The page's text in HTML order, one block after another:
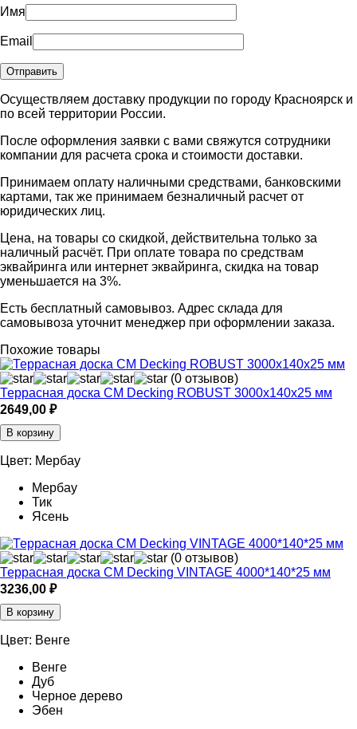
Имя
Email
Осуществляем доставку продукции по городу Красноярск и
по всей территории России.
После оформления заявки с вами свяжутся сотрудники
компании для расчета срока и стоимости доставки.
Принимаем оплату наличными средствами, банковскими
картами, так же принимаем безналичный расчет от
юридических лиц.
Цена, на товары со скидкой, действительна только за
наличный расчёт. При оплате товара по средствам
эквайринга или интернет эквайринга, скидка на товар
уменьшается на 3%.
Есть бесплатный самовывоз. Адрес склада для
самовывоза уточнит менеджер при оформлении заказа.
Похожие товары
(0 отзывов)
Террасная доска CM Decking ROBUST 3000х140х25 мм
2649,00 ₽
В корзину
Цвет: Мербау
Мербау
Тик
Ясень
(0 отзывов)
Террасная доска СМ Decking VINTAGE 4000*140*25 мм
3236,00 ₽
В корзину
Цвет: Венге
Венге
Дуб
Черное дерево
Эбен